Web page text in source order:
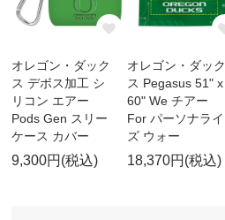
オレゴン・ダック
ス デボス加工 シ
リコン エアー
Pods Gen スリー
ケース カバー
9,300円(税込)
オレゴン・ダック
ス Pegasus 51" x
60" We チアー
For パーソナライ
ズ ウォー
18,370円(税込)